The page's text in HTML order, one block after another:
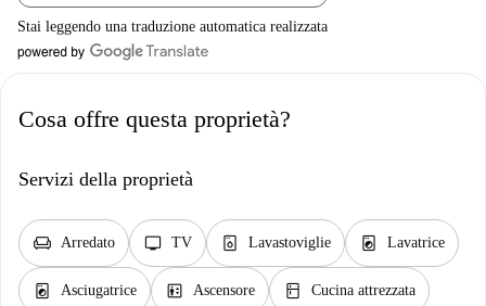
Stai leggendo una traduzione automatica realizzata
Cosa offre questa proprietà?
Servizi della proprietà
chair Arredato tv TV dishwasher_gen Lavastoviglie local_laundry_service Lavatrice
local_laundry_service Asciugatrice elevator Ascensore kitchen Cucina attrezzata